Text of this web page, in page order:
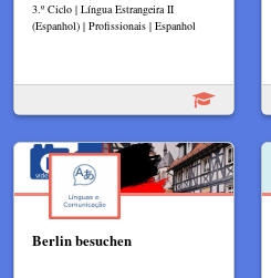
3.º Ciclo | Língua Estrangeira II
(Espanhol) | Profissionais | Espanhol
Berlin besuchen